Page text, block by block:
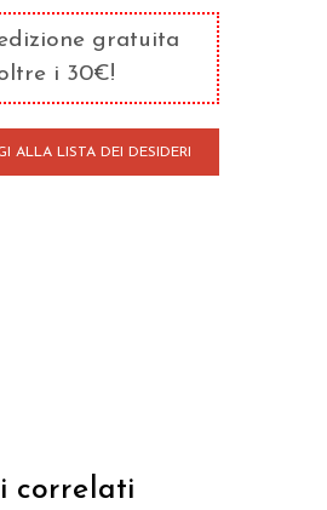
gratuita
i 30€!
ALLA LISTA DEI DESIDERI
correlati